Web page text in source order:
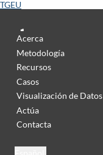
TGEU
Acerca
Metodología
Recursos
Casos
Visualización de Datos
Actúa
Contacta